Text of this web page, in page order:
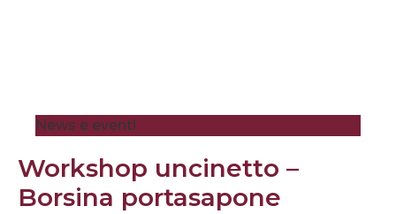
News e eventi
Workshop uncinetto –
Borsina portasapone